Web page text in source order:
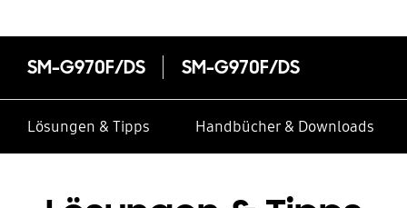
SM-G970F/DS SM-G970F/DS
Lösungen & Tipps Handbücher & Downloads